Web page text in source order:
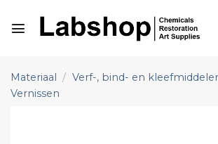
naar
Materiaal / Verf-, bind- en
Vernissen